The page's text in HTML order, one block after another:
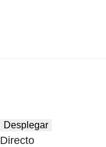
Desplegar
Directo